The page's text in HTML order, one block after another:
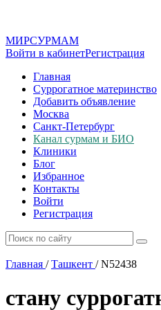
МИРСУРМАМ
Войти в кабинетРегистрация
Главная
Суррогатное материнство
Добавить объявление
Москва
Санкт-Петербург
Канал сурмам и БИО
Клиники
Блог
Избранное
Контакты
Войти
Регистрация
Главная / Ташкент /N52438
стану